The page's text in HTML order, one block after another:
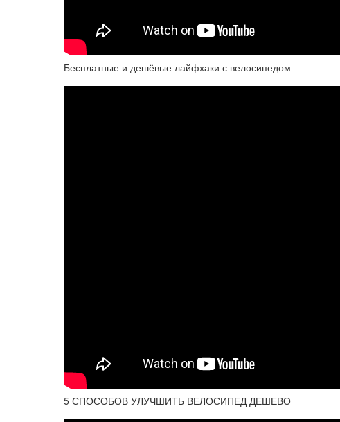
Бесплатные и дешёвые лайфхаки с велосипедом
5 СПОСОБОВ УЛУЧШИТЬ ВЕЛОСИПЕД ДЕШЕВО